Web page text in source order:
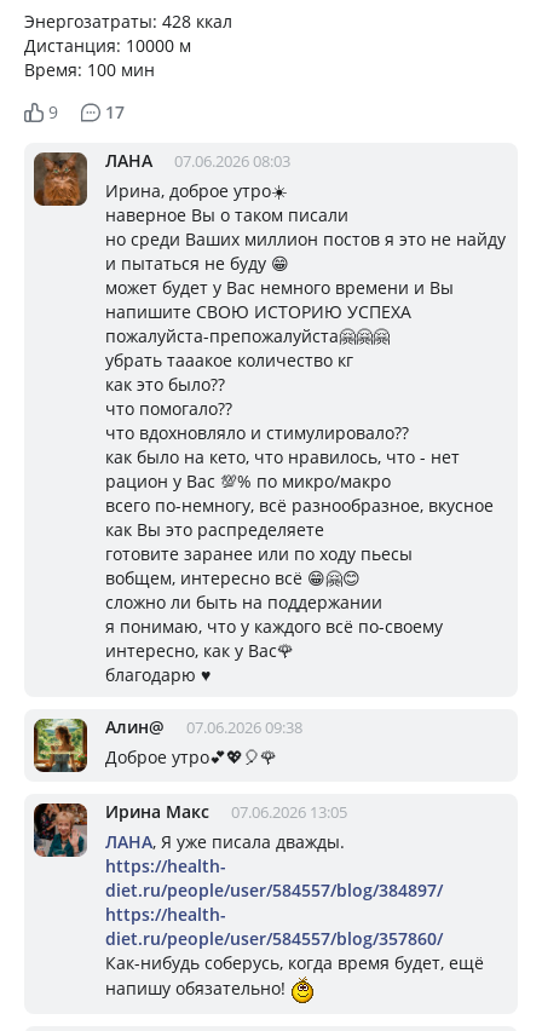
Энергозатраты: 428 ккал
Дистанция: 10000 м
Время: 100 мин
9
17
ЛАНА 07.06.2026 08:03
Ирина, доброе утро☀️
наверное Вы о таком писали
но среди Ваших миллион постов я это не найду
и пытаться не буду 😁
может будет у Вас немного времени и Вы
напишите СВОЮ ИСТОРИЮ УСПЕХА
пожалуйста-препожалуйста🤗🤗🤗
убрать тааакое количество кг
как это было??
что помогало??
что вдохновляло и стимулировало??
как было на кето, что нравилось, что - нет
рацион у Вас 💯% по микро/макро
всего по-немногу, всё разнообразное, вкусное
как Вы это распределяете
готовите заранее или по ходу пьесы
вобщем, интересно всё 😁🤗😊
сложно ли быть на поддержании
я понимаю, что у каждого всё по-своему
интересно, как у Вас🌹
благодарю ♥️
Алин@ 07.06.2026 09:38
Доброе утро💕💖🎈🌹
Ирина Макс 07.06.2026 13:05
ЛАНА, Я уже писала дважды.
https://health-
diet.ru/people/user/584557/blog/384897/
https://health-
diet.ru/people/user/584557/blog/357860/
Как-нибудь соберусь, когда время будет, ещё
напишу обязательно!